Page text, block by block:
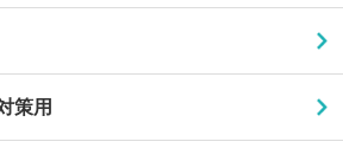
策用